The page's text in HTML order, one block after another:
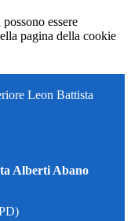
essere
pagina della cookie
Leon Battista
Alberti Abano